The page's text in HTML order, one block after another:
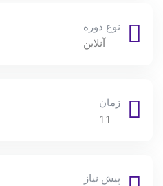
نوع دوره
آنلاین
زمان
11
پیش نیاز